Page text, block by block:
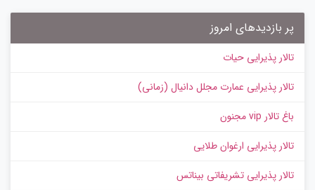
پر بازدیدهای امروز
تالار پذیرایی حیات
تالار پذیرایی عمارت مجلل دانیال (زمانی)
باغ تالار vip مجنون
تالار پذیرایی ارغوان طلایی
تالار پذیرایی تشریفاتی بیناتس